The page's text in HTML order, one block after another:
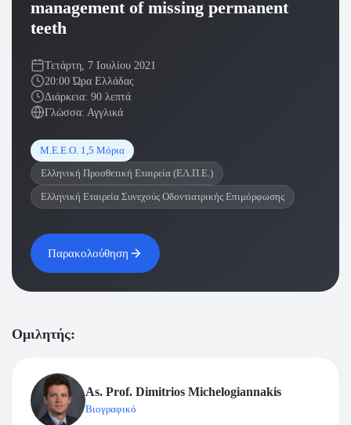
management of missing permanent
teeth
Τετάρτη, 7 Ιουλίου 2021
20:00 Ώρα Ελλάδας
Διάρκεια: 90 λεπτά
Γλώσσα: Αγγλικά
Μ.Ε.Ε.Ο. 1,5 Μόρια
Ελληνική Προσθετική Εταιρεία (ΕΛ.Π.Ε.)
Ελληνική Εταιρεία Συνεχούς Οδοντιατρικής Επιμόρφωσης
Παρακολούθηση
Ομιλητής:
As. Prof. Dimitrios Michelogiannakis
Βιογραφικό